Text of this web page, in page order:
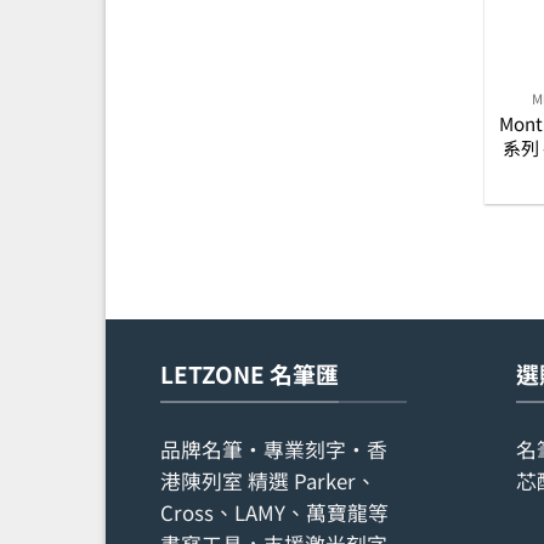
系
LETZONE 名筆匯
品牌名筆・專業刻字・香
港陳列室 精選 Parker、
Cross、LAMY、萬寶龍等
名
芯